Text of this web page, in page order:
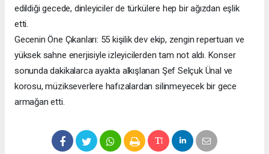
edildiği gecede, dinleyiciler de türkülere hep bir ağızdan eşlik
etti.
​Gecenin Öne Çıkanları: 55 kişilik dev ekip, zengin repertuarı ve
yüksek sahne enerjisiyle izleyicilerden tam not aldı. Konser
sonunda dakikalarca ayakta alkışlanan Şef Selçuk Ünal ve
korosu, müzikseverlere hafızalardan silinmeyecek bir gece
armağan etti.